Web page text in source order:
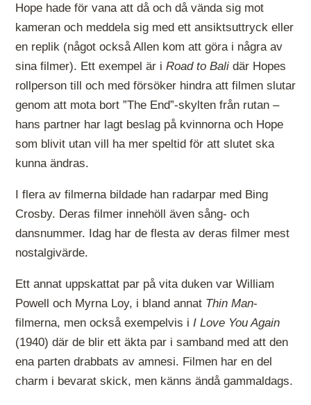
Hope hade för vana att då och då vända sig mot
kameran och meddela sig med ett ansiktsuttryck eller
en replik (något också Allen kom att göra i några av
sina filmer). Ett exempel är i Road to Bali där Hopes
rollperson till och med försöker hindra att filmen slutar
genom att mota bort ”The End”-skylten från rutan –
hans partner har lagt beslag på kvinnorna och Hope
som blivit utan vill ha mer speltid för att slutet ska
kunna ändras.
I flera av filmerna bildade han radarpar med Bing
Crosby. Deras filmer innehöll även sång- och
dansnummer. Idag har de flesta av deras filmer mest
nostalgivärde.
Ett annat uppskattat par på vita duken var William
Powell och Myrna Loy, i bland annat Thin Man-
filmerna, men också exempelvis i I Love You Again
(1940) där de blir ett äkta par i samband med att den
ena parten drabbats av amnesi. Filmen har en del
charm i bevarat skick, men känns ändå gammaldags.